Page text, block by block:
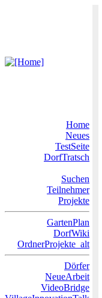
Home
Neues
TestSeite
DorfTratsch
Suchen
Teilnehmer
Projekte
GartenPlan
DorfWiki
OrdnerProjekte_alt
Dörfer
NeueArbeit
VideoBridge